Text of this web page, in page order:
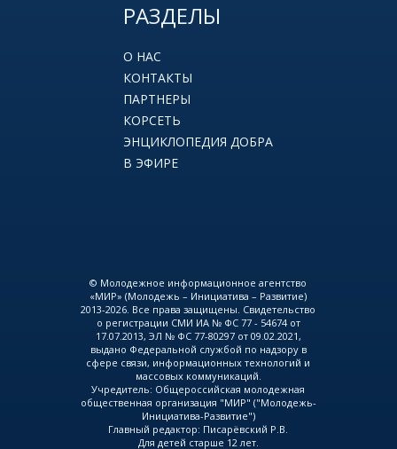
РАЗДЕЛЫ
О НАС
КОНТАКТЫ
ПАРТНЕРЫ
КОРСЕТЬ
ЭНЦИКЛОПЕДИЯ ДОБРА
В ЭФИРЕ
© Молодежное информационное агентство
«МИР» (Молодежь – Инициатива – Развитие)
2013-2026. Все права защищены. Свидетельство
о регистрации СМИ ИА № ФС 77 - 54674 от
17.07.2013, ЭЛ № ФС 77-80297 от 09.02.2021,
выдано Федеральной службой по надзору в
сфере связи, информационных технологий и
массовых коммуникаций.
Учредитель: Общероссийская молодежная
общественная организация "МИР" ("Молодежь-
Инициатива-Развитие")
Главный редактор: Писарёвский Р.В.
Для детей старше 12 лет.